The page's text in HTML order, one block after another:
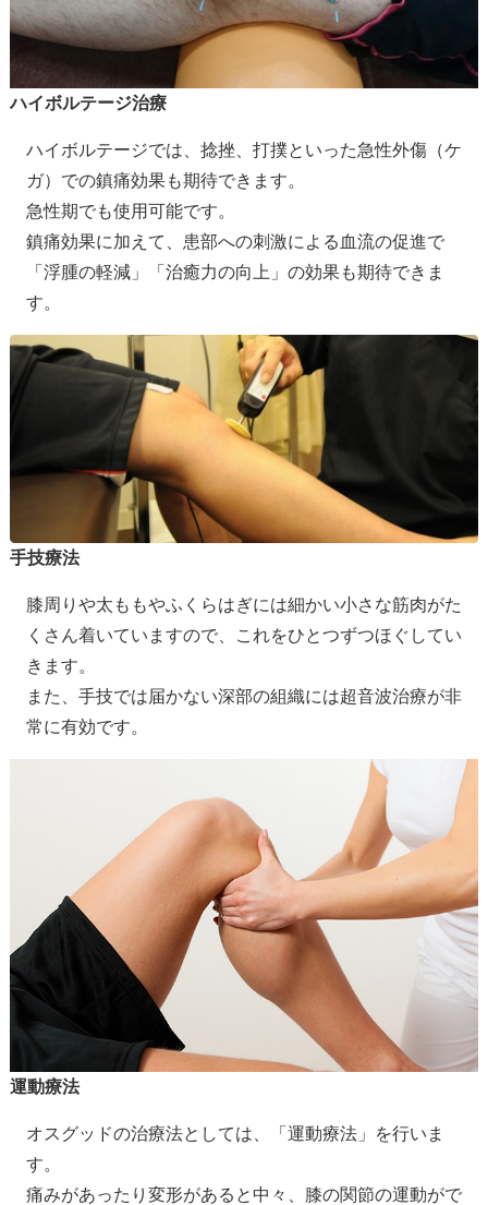
ハイボルテージ治療
ハイボルテージでは、捻挫、打撲といった急性外傷（ケ
ガ）での鎮痛効果も期待できます。
急性期でも使用可能です。
鎮痛効果に加えて、患部への刺激による血流の促進で
「浮腫の軽減」「治癒力の向上」の効果も期待できま
す。
手技療法
膝周りや太ももやふくらはぎには細かい小さな筋肉がた
くさん着いていますので、これをひとつずつほぐしてい
きます。
また、手技では届かない深部の組織には超音波治療が非
常に有効です。
運動療法
オスグッドの治療法としては、「運動療法」を行いま
す。
痛みがあったり変形があると中々、膝の関節の運動がで